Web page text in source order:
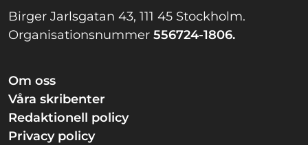
Birger Jarlsgatan 43, 111 45 Stockholm.
Organisationsnummer 556724-1806.
Om oss
Våra skribenter
Redaktionell policy
Privacy policy